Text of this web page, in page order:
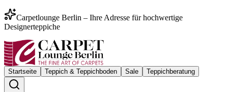
Carpetlounge Berlin – Ihre Adresse für hochwertige
Designerteppiche
Startseite Teppich & Teppichboden Sale Teppichberatung